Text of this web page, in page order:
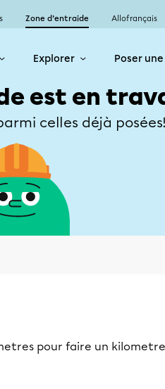
Zone d’entraide Allofrançais
Explorer Poser
est en
celles déjà
pour faire un kilometre